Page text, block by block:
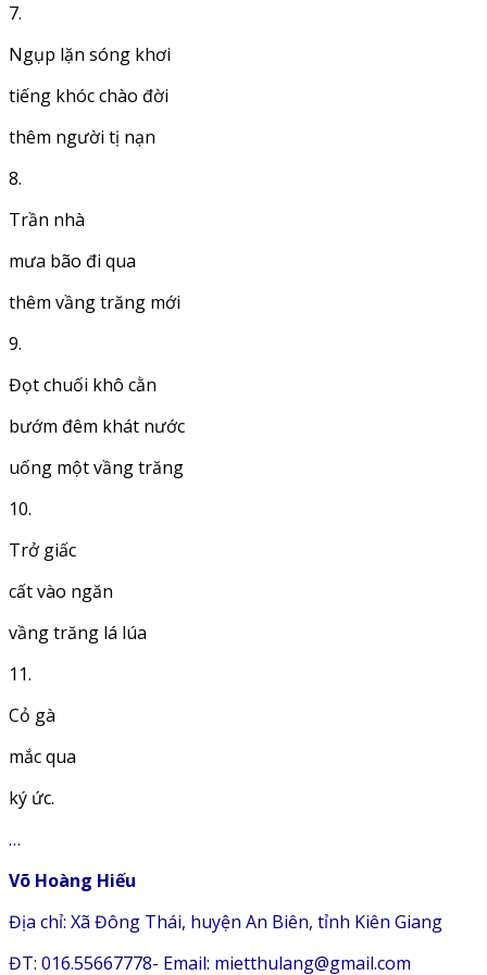
7.
Ngụp lặn sóng khơi
tiếng khóc chào đời
thêm người tị nạn
8.
Trần nhà
mưa bão đi qua
thêm vầng trăng mới
9.
Đọt chuối khô cằn
bướm đêm khát nước
uống một vầng trăng
10.
Trở giấc
cất vào ngăn
vầng trăng lá lúa
11.
Cỏ gà
mắc qua
ký ức.
…
Võ Hoàng Hiếu
Địa chỉ: Xã Đông Thái, huyện An Biên, tỉnh Kiên Giang
ĐT: 016.55667778- Email: mietthulang@gmail.com